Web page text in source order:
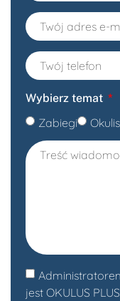
Wybierz temat
Zabiegi
jest OKULUS